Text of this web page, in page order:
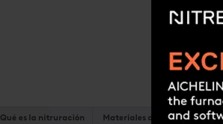
Qué es la nitruración Materiales de nitruración